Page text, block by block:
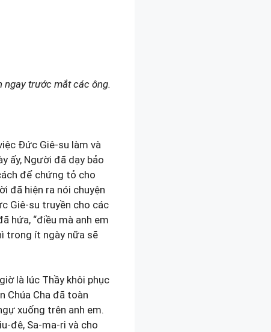
trước mắt các ông.
Đức Giê-su làm và
ấy, Người đã dạy bảo
để chứng tỏ cho
đã hiện ra nói chuyện
Giê-su truyền cho các
hứa, “điều mà anh em
trong ít ngày nữa sẽ
là lúc Thầy khôi phục
Chúa Cha đã toàn
xuống trên anh em.
đê, Sa-ma-ri và cho